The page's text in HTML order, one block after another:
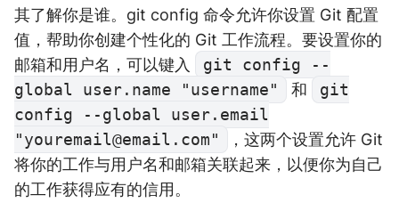
其了解你是谁。git config 命令允许你设置 Git 配置
值，帮助你创建个性化的 Git 工作流程。要设置你的
邮箱和用户名，可以键入
git config --
global user.name "username"
和
git
config --global user.email
"youremail@email.com"
，这两个设置允许 Git
将你的工作与用户名和邮箱关联起来，以便你为自己
的工作获得应有的信用。